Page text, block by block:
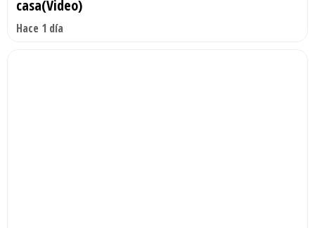
casa(Video)
Hace 1 día